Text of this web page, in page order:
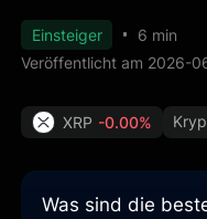
Einsteiger
6 min
Veröffentlicht am 2026-
XRP -0.00%
Was sind die